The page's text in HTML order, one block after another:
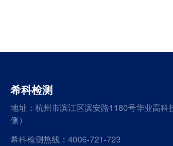
希科检测
地址：杭州市滨江区滨安路1180号华业高科
侧）
希科检测热线：4006-721-723